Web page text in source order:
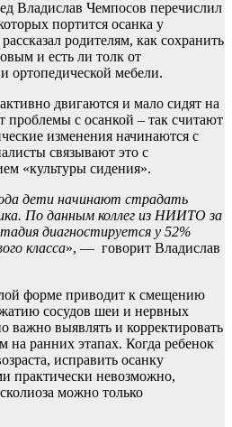
Владислав Чемпосов перечислил
портится осанка у
родителям, как сохранить
и есть ли толк от
ортопедической мебели.
двигаются и мало сидят на
проблемы с осанкой – так считают
изменения начинаются с
связывают это с
«культуры сидения».
дети начинают страдать
По данным коллег из НИИТО за
диагностируется у 52%
класса», — говорит Владислав
форме приводит к смещению
сосудов шеи и нервных
важно выявлять и корректировать
на ранних этапах. Когда ребенок
исправить осанку
практически невозможно,
можно только